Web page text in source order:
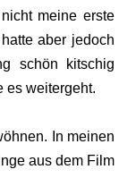
meine erste
aber jedoch
schön kitschig
es weitergeht.
In meinen
aus dem Film